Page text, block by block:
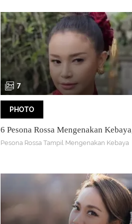
7
PHOTO
6 Pesona Rossa Mengenakan
Ditampilkan di Televisi China Saat
Pesona Rossa Tampil Mengenakan Kebaya